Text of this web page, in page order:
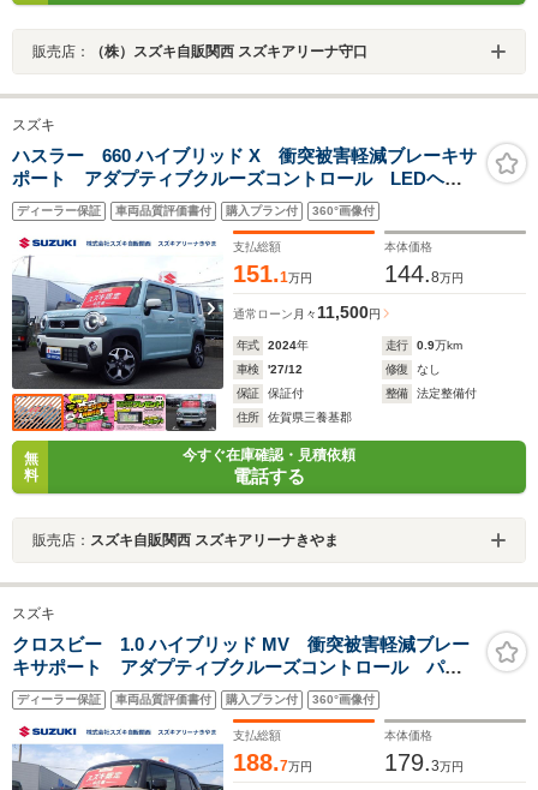
販売店： （株）スズキ自販関西 スズキアリーナ守口
スズキ
ハスラー 660 ハイブリッド X 衝突被害軽減ブレーキサ
ポート アダプティブクルーズコントロール LEDヘッ
ドライト スマートキー シートヒーター パーソナル
テーブル アルミホイール マイルドハイブリッド
ディーラー保証 車両品質評価書付 購入プラン付 360°画像付
支払総額
151.1万円
本体価格
144.8万円
通常ローン 月々 11,500円
年式 2024年 走行 0.9万km
車検
'27/12 修復
なし
保証
保証付 整備
法定整備付
住所
佐賀県三養基郡
無
料
今すぐ在庫確認・見積依頼
電話する
販売店： スズキ自販関西 スズキアリーナきやま
スズキ
クロスビー 1.0 ハイブリッド MV 衝突被害軽減ブレー
キサポート アダプティブクルーズコントロール パド
ルシフト アルミホイール ウォークスルー オーディ
オレス シートリフター
ディーラー保証 車両品質評価書付 購入プラン付 360°画像付
支払総額
188.7万円
本体価格
179.3万円